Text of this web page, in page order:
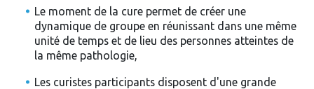
Le moment de la cure permet de créer une
dynamique de groupe en réunissant dans une même
unité de temps et de lieu des personnes atteintes de
la même pathologie,
Les curistes participants disposent d'une grande